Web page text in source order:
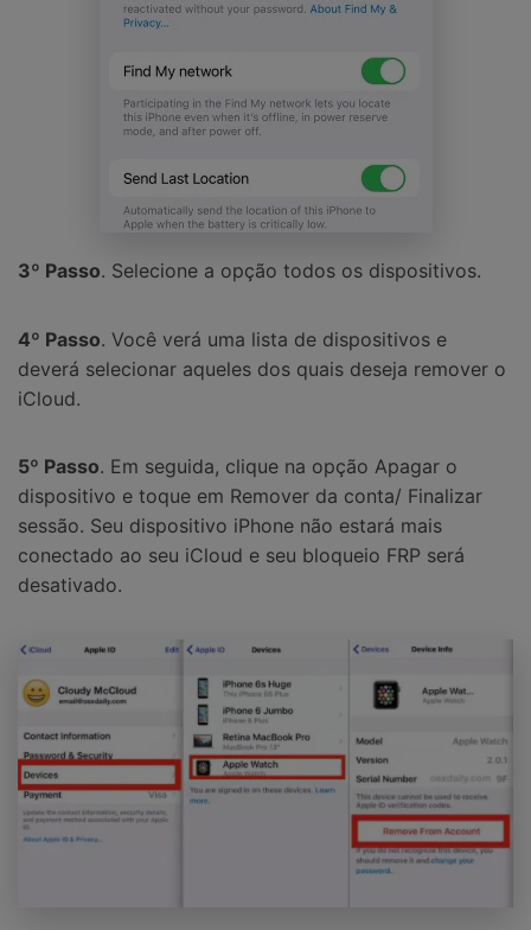
3º Passo. Selecione a opção todos os dispositivos.
4º Passo. Você verá uma lista de dispositivos e
deverá selecionar aqueles dos quais deseja remover o
iCloud.
5º Passo. Em seguida, clique na opção Apagar o
dispositivo e toque em Remover da conta/ Finalizar
sessão. Seu dispositivo iPhone não estará mais
conectado ao seu iCloud e seu bloqueio FRP será
desativado.